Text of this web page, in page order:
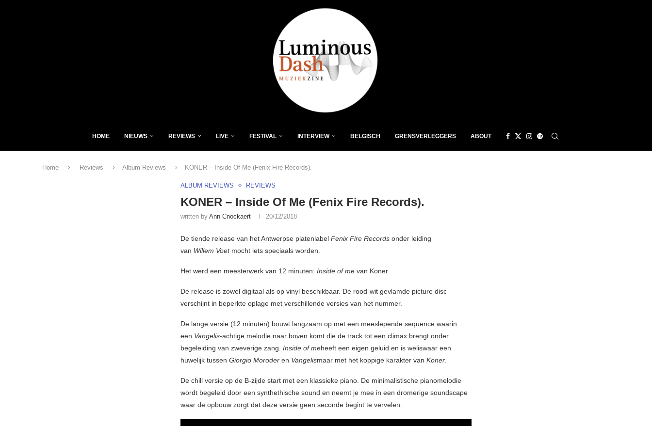
HOME NIEUWS REVIEWS LIVE FESTIVAL INTERVIEW BELGISCH GRENSVERLEGGERS ABOUT
Home Reviews Album Reviews KONER – Inside Of Me (Fenix Fire Records).
ALBUM REVIEWS REVIEWS
KONER – Inside Of Me (Fenix Fire Records).
written by Ann Cnockaert 20/12/2018
De tiende release van het Antwerpse platenlabel Fenix Fire Records onder leiding
van Willem Voetmocht iets speciaals worden.
Het werd een meesterwerk van 12 minuten: Inside of me van Koner.
De release is zowel digitaal als op vinyl beschikbaar. De rood-wit gevlamde picture disc
verschijnt in beperkte oplage met verschillende versies van het nummer.
De lange versie (12 minuten) bouwt langzaam op met een meeslepende sequence waarin
een Vangelis-achtige melodie naar boven komt die de track tot een climax brengt onder
begeleiding van zweverige zang. Inside of meheeft een eigen geluid en is weliswaar een
huwelijk tussen Giorgio Moroder en Vangelismaar met het koppige karakter van Koner.
De chill versie op de B-zijde start met een klassieke piano. De minimalistische pianomelodie
wordt begeleid door een synthethische sound en neemt je mee in een dromerige soundscape
waar de opbouw zorgt dat deze versie geen seconde begint te vervelen.